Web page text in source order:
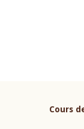
Cours